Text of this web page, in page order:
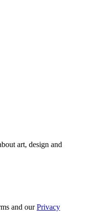
art, design and
and ourPrivacy